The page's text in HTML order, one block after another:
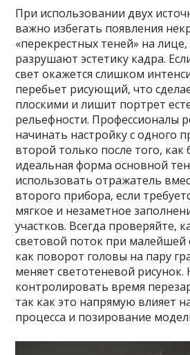
При использовании двух
важно избегать появления
«перекрестных теней» на
разрушают эстетику кадра.
свет окажется слишком
перебьет рисующий‚ что
плоскими и лишит портрет
рельефности. Профессионалы
начинать настройку с одного
второй только после того‚ как
идеальная форма основной
использовать отражатель
второго прибора‚ если
мягкое и незаметное
участков. Всегда проверяйте‚
световой поток при малейшей
как поворот головы на пару
меняет светотеневой рисунок.
контролировать время
так как это напрямую влияет
процесса и позирование